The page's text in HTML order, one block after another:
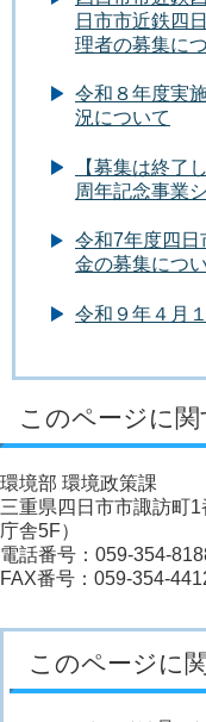
日市市近鉄四
理者の募集に
令和８年度実
況について
【募集は終了
周年記念事業
令和7年度四日
金の募集につ
令和９年４月
このページに
環境部 環境政策課
三重県四日市市諏訪町1
庁舎5F）
電話番号：059-354-
FAX番号：059-354-
このページに